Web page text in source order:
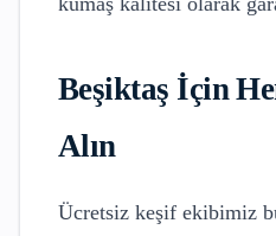
Beşiktaş İçin
Alın
Ücretsiz keşif ekibimiz